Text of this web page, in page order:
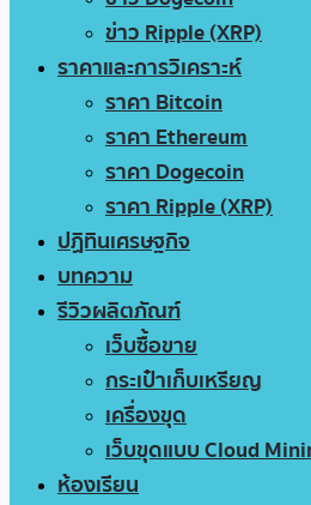
ข่าว Ripple (XRP)
ราคาและการวิเคราะห์
ราคา Bitcoin
ราคา Ethereum
ราคา Dogecoin
ราคา Ripple (XRP)
ปฏิทินเศรษฐกิจ
บทความ
รีวิวผลิตภัณฑ์
เว็บซื้อขาย
กระเป๋าเก็บเหรียญ
เครื่องขุด
เว็บขุดแบบ Cloud
ห้องเรียน